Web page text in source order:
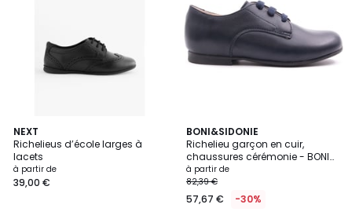
NEXT
Richelieus d’école larges à
lacets
à partir de
39,00 €
2
Couleurs
BONI&SIDONIE
Richelieu garçon en cuir,
chaussures cérémonie - BONI
JOHN
à partir de
82,39 €
57,67 € -30%
3
Couleurs